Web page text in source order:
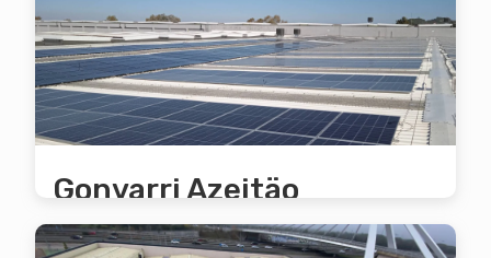
Gonvarri Azeitäo
Se produce un aprovechamiento